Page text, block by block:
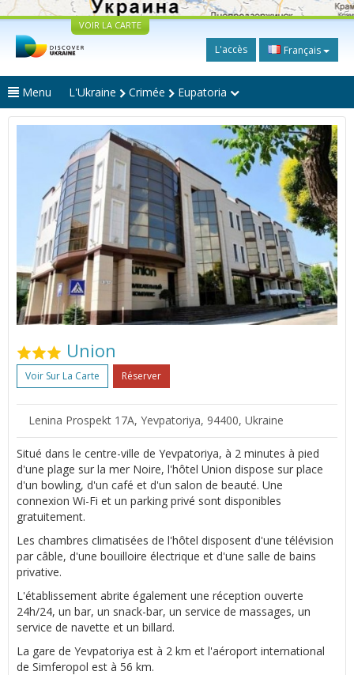
VOIR LA CARTE
L'accès Français
Menu L'Ukraine Crimée Eupatoria
Union
Voir Sur La Carte Réserver
Lenina Prospekt 17A, Yevpatoriya, 94400, Ukraine
Situé dans le centre-ville de Yevpatoriya, à 2 minutes à pied
d'une plage sur la mer Noire, l'hôtel Union dispose sur place
d'un bowling, d'un café et d'un salon de beauté. Une
connexion Wi-Fi et un parking privé sont disponibles
gratuitement.
Les chambres climatisées de l'hôtel disposent d'une télévision
par câble, d'une bouilloire électrique et d'une salle de bains
privative.
L'établissement abrite également une réception ouverte
24h/24, un bar, un snack-bar, un service de massages, un
service de navette et un billard.
La gare de Yevpatoriya est à 2 km et l'aéroport international
de Simferopol est à 56 km.